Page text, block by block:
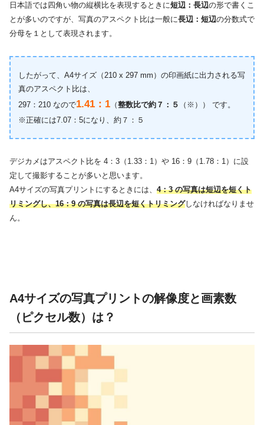
日本語では四角い物の縦横比を表現するときに短辺：長辺の形で書くこ
とが多いのですが、写真のアスペクト比は一般に長辺：短辺の分数式で
分母を１として表現されます。
したがって、A4サイズ（210 x 297 mm）の印画紙に出力される写
真のアスペクト比は、
297：210 なので1.41：1（整数比で約７：５
（※）） です。
※正確には7.07：5になり、約７：５
デジカメはアスペクト比を 4：3（1.33：1）や 16：9（1.78：1）に設
定して撮影することが多いと思います。
A4サイズの写真プリントにするときには、 4：3 の写真は短辺を短くト
リミングし、16：9 の写真は長辺を短くトリミングしなければなりませ
ん。
A4サイズの写真プリントの解像度と画素数
（ピクセル数）は？